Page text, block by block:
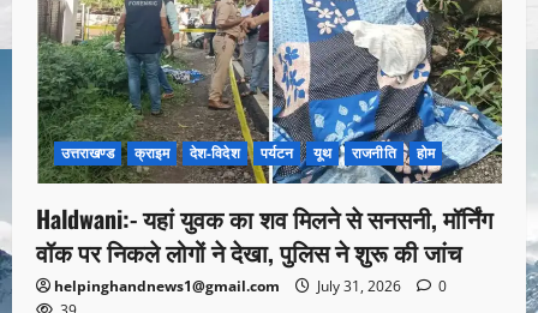
उत्तराखण्ड क्राइम देश-विदेश पर्यटन यूथ राजनीति होम
Haldwani:- यहां युवक का शव मिलने से सनसनी, मॉर्निंग
वॉक पर निकले लोगों ने देखा, पुलिस ने शुरू की जांच
helpinghandnews1@gmail.com July 31, 2026
0